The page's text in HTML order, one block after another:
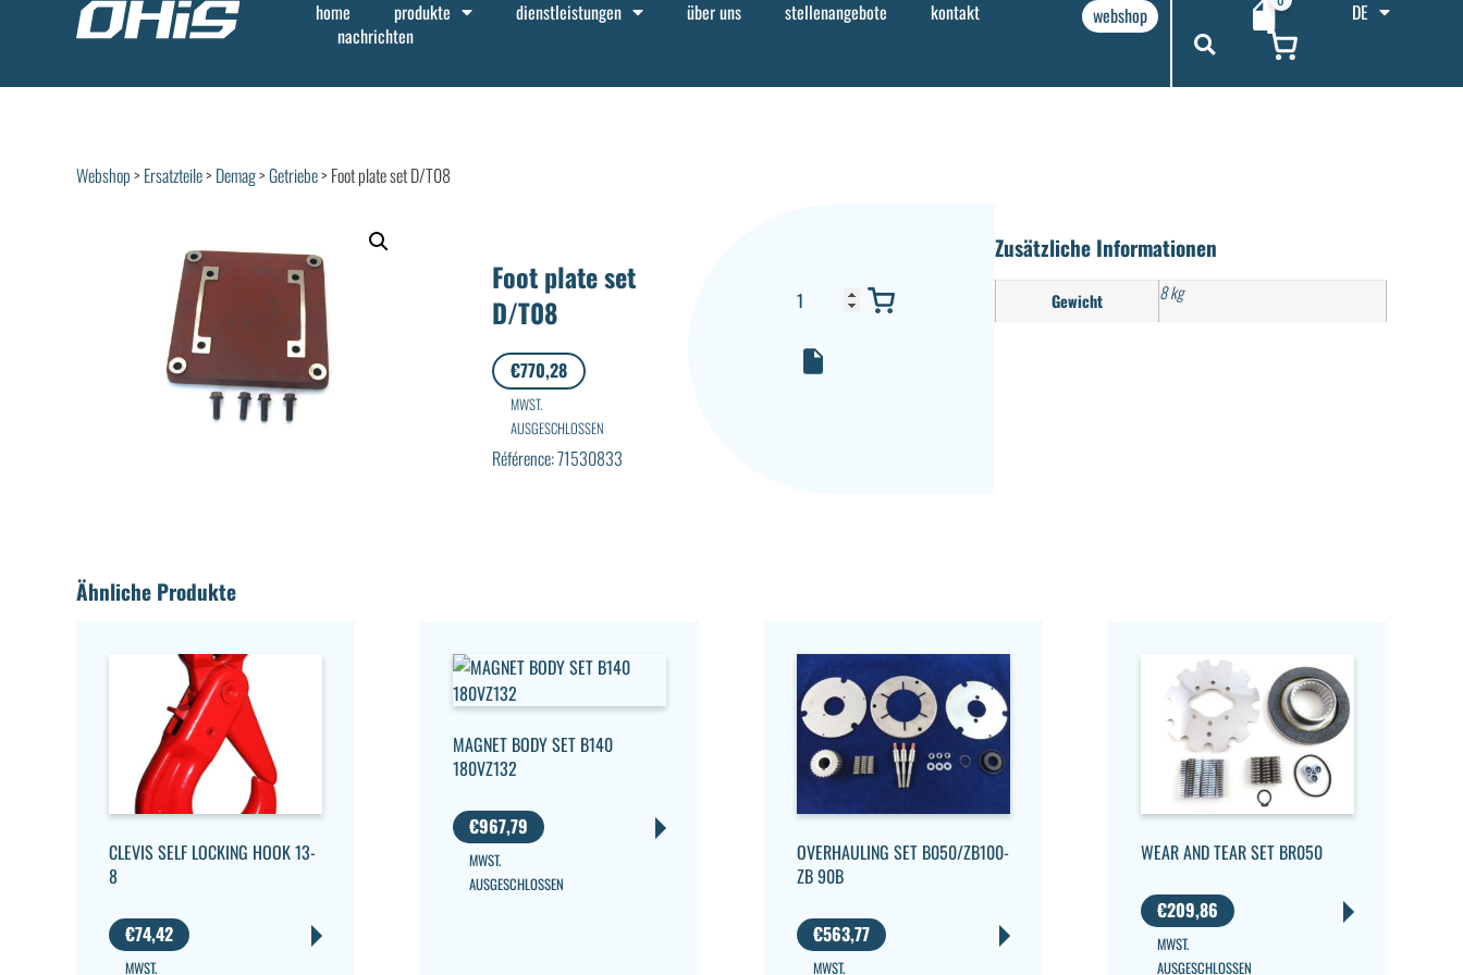
home produkte dienstleistungen über uns stellenangebote
kontakt
nachrichten
webshop DE
Webshop> Ersatzteile> Demag>Getriebe> Foot plate set D/T08
Foot plate set
D/T08
€770,28
MWST.
AUSGESCHLOSSEN
Référence: 71530833
Zusätzliche Informationen
Gewicht 8 kg
Ähnliche Produkte
CLEVIS SELF LOCKING HOOK 13-
8
€74,42
MWST.
MAGNET BODY SET B140
180VZ132
€967,79
MWST.
AUSGESCHLOSSEN
OVERHAULING SET B050/ZB100-
ZB 90B
€563,77
MWST.
WEAR AND TEAR SET BR050
€209,86
MWST.
AUSGESCHLOSSEN